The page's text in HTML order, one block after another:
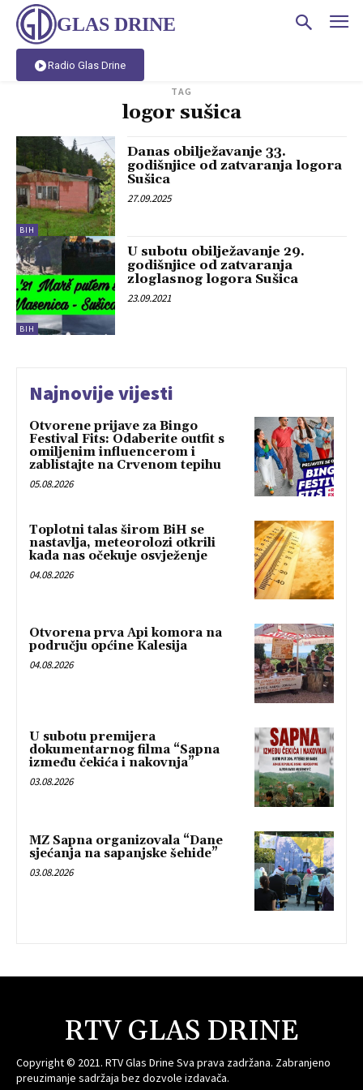
GLAS DRINE
Radio Glas Drine
TAG
logor sušica
BIH
Danas obilježavanje 33.
godišnjice od zatvaranja logora
Sušica
27.09.2025
BIH
U subotu obilježavanje 29.
godišnjice od zatvaranja
zloglasnog logora Sušica
23.09.2021
Najnovije vijesti
Otvorene prijave za Bingo
Festival Fits: Odaberite outfit s
omiljenim influencerom i
zablistajte na Crvenom tepihu
05.08.2026
Toplotni talas širom BiH se
nastavlja, meteorolozi otkrili
kada nas očekuje osvježenje
04.08.2026
Otvorena prva Api komora na
području općine Kalesija
04.08.2026
U subotu premijera
dokumentarnog filma “Sapna
između čekića i nakovnja”
03.08.2026
MZ Sapna organizovala “Dane
sjećanja na sapanjske šehide”
03.08.2026
RTV GLAS DRINE
Copyright © 2021. RTV Glas Drine Sva prava zadržana. Zabranjeno
preuzimanje sadržaja bez dozvole izdavača.